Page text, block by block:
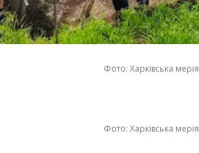
Фото: Харківська мерія
Фото: Харківська мерія